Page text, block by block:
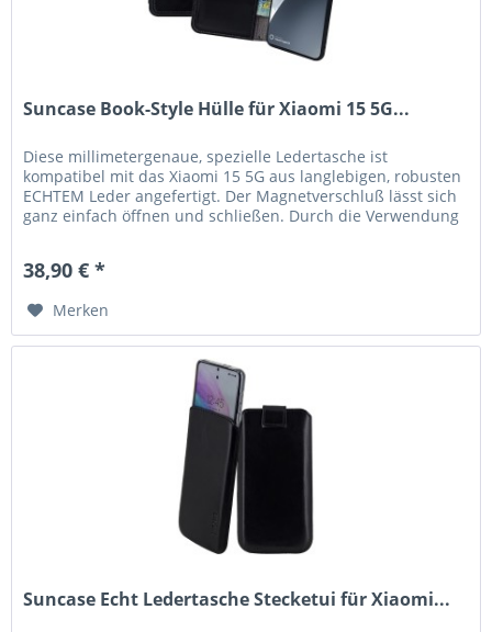
Suncase Book-Style Hülle für Xiaomi 15 5G...
Diese millimetergenaue, spezielle Ledertasche ist
kompatibel mit das Xiaomi 15 5G aus langlebigen, robusten
ECHTEM Leder angefertigt. Der Magnetverschluß lässt sich
ganz einfach öffnen und schließen. Durch die Verwendung
38,90 € *
Merken
Suncase Echt Ledertasche Stecketui für Xiaomi...